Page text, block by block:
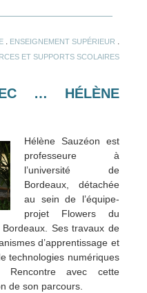
. ENSEIGNEMENT SUPÉRIEUR
ET SUPPORTS SCOLAIRES
… HÉLÈNE
Hélène Sauzéon est
professeure à
l’université de
Bordeaux, détachée
au sein de l’équipe-
projet Flowers du
Ses travaux de
d’apprentissage et
technologies numériques
avec cette
de son parcours.